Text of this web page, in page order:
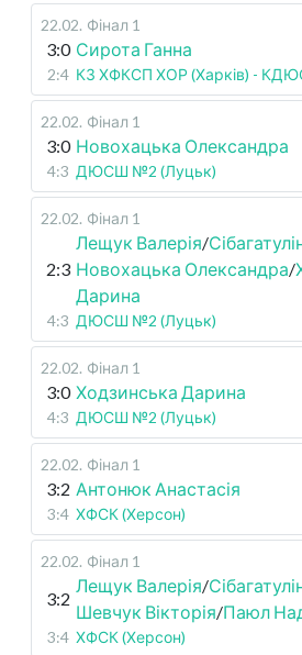
22.02. Фінал 1
3:0 Сирота Ганна
2:4 КЗ ХФКСП ХОР (Харків) -
22.02. Фінал 1
3:0 Новохацька Олександра
4:3 ДЮСШ №2 (Луцьк)
22.02. Фінал 1
2:3
Лещук Валерія/
Новохацька Олександра/
Дарина
4:3 ДЮСШ №2 (Луцьк)
22.02. Фінал 1
3:0 Ходзинська Дарина
4:3 ДЮСШ №2 (Луцьк)
22.02. Фінал 1
3:2 Антонюк Анастасія
3:4 ХФСК (Херсон)
22.02. Фінал 1
3:2
Лещук Валерія/
Шевчук Вікторія/Паюл
3:4 ХФСК (Херсон)